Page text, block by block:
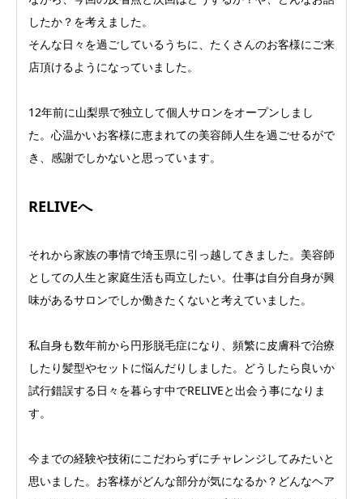
したか？を考えました。
そんな日々を過ごしているうちに、たくさんのお客様にご来
店頂けるようになっていました。
12年前に山梨県で独立して個人サロンをオープンしまし
た。心温かいお客様に恵まれての美容師人生を過ごせるがで
き、感謝でしかないと思っています。
RELIVEへ
それから家族の事情で埼玉県に引っ越してきました。美容師
としての人生と家庭生活も両立したい。仕事は自分自身が興
味があるサロンでしか働きたくないと考えていました。
私自身も数年前から円形脱毛症になり、頻繁に皮膚科で治療
したり髪型やセットに悩んだりしました。どうしたら良いか
試行錯誤する日々を暮らす中でRELIVEと出会う事になりま
す。
今までの経験や技術にこだわらずにチャレンジしてみたいと
思いました。お客様がどんな部分が気になるか？どんなヘア